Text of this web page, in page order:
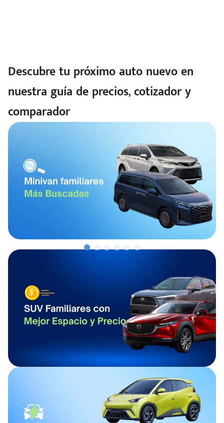
Descubre tu próximo auto nuevo en
nuestra guía de precios, cotizador y
comparador